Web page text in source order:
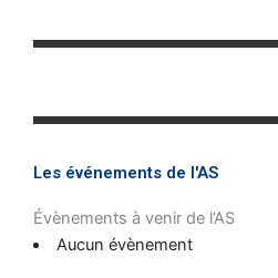
Les événements de l'AS
Évènements à venir de l’AS
Aucun évènement